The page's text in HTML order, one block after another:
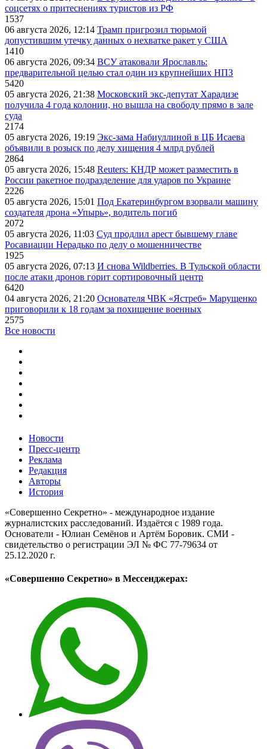
соцсетях о притеснениях туристов из РФ
1537
06 августа 2026, 12:14 Трамп пригрозил тюрьмой
допустившим утечку данных о нехватке ракет у США
1410
06 августа 2026, 09:34 ВСУ атаковали Ярославль:
предварительной целью стал один из крупнейших НПЗ
5420
05 августа 2026, 21:38 Московский экс-депутат Харадизе
получила 4 года колонии, но вышла на свободу прямо в зале
суда
2174
05 августа 2026, 19:19 Экс-зама Набиуллиной в ЦБ Исаева
объявили в розыск по делу хищения 4 млрд рублей
2864
05 августа 2026, 15:48 Reuters: КНДР может разместить в
России ракетное подразделение для ударов по Украине
2226
05 августа 2026, 15:01 Под Екатеринбургом взорвали машину
создателя дрона «Упырь», водитель погиб
2072
05 августа 2026, 11:03 Суд продлил арест бывшему главе
Росавиации Нерадько по делу о мошенничестве
1925
05 августа 2026, 07:13 И снова Wildberries. В Тульской области
после атаки дронов горит сортировочный центр
6420
04 августа 2026, 21:20 Основателя ЧВК «Ястреб» Марущенко
приговорили к 18 годам за похищение военных
2575
Все новости
Новости
Пресс-центр
Реклама
Редакция
Авторы
История
«Совершенно Секретно» - международное издание
журналистских расследований. Издаётся с 1989 года.
Основатели - Юлиан Семёнов и Артём Боровик. CМИ -
свидетельство о регистрации ЭЛ № ФС 77-79634 от
25.12.2020 г.
«Совершенно Секретно» в Мессенджерах: